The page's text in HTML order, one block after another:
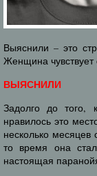
Выяснили – это
Женщина чувствует
ВЫЯСНИЛИ
Задолго до того,
нравилось это
несколько
то время она
настоящая